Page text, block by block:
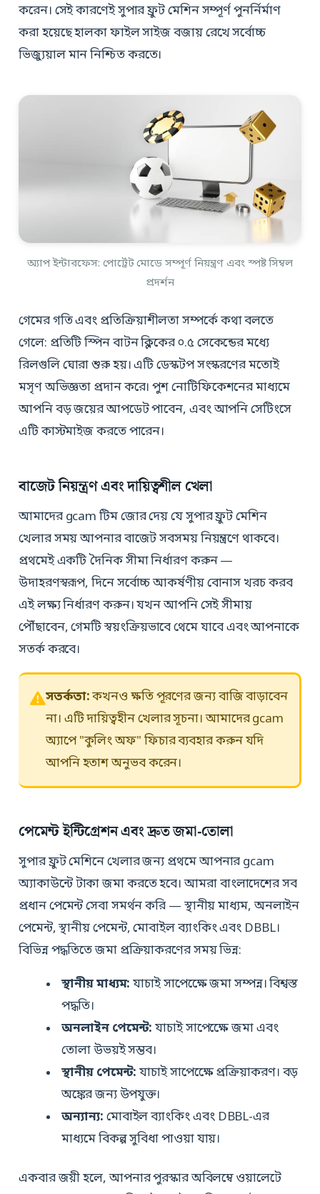
করেন। সেই কারণেই সুপার ফ্রুট মেশিন সম্পূর্ণ পুনর্নির্মাণ
করা হয়েছে হালকা ফাইল সাইজ বজায় রেখে সর্বোচ্চ
ভিজ্যুয়াল মান নিশ্চিত করতে।
অ্যাপ ইন্টারফেস: পোর্ট্রেট মোডে সম্পূর্ণ নিয়ন্ত্রণ এবং স্পষ্ট সিম্বল
প্রদর্শন
গেমের গতি এবং প্রতিক্রিয়াশীলতা সম্পর্কে কথা বলতে
গেলে: প্রতিটি স্পিন বাটন ক্লিকের ০.৫ সেকেন্ডের মধ্যে
রিলগুলি ঘোরা শুরু হয়। এটি ডেস্কটপ সংস্করণের মতোই
মসৃণ অভিজ্ঞতা প্রদান করে। পুশ নোটিফিকেশনের মাধ্যমে
আপনি বড় জয়ের আপডেট পাবেন, এবং আপনি সেটিংসে
এটি কাস্টমাইজ করতে পারেন।
বাজেট নিয়ন্ত্রণ এবং দায়িত্বশীল খেলা
আমাদের gcam টিম জোর দেয় যে সুপার ফ্রুট মেশিন
খেলার সময় আপনার বাজেট সবসময় নিয়ন্ত্রণে থাকবে।
প্রথমেই একটি দৈনিক সীমা নির্ধারণ করুন —
উদাহরণস্বরূপ, দিনে সর্বোচ্চ আকর্ষণীয় বোনাস খরচ করব
এই লক্ষ্য নির্ধারণ করুন। যখন আপনি সেই সীমায়
পৌঁছাবেন, গেমটি স্বয়ংক্রিয়ভাবে থেমে যাবে এবং আপনাকে
সতর্ক করবে।
সতর্কতা:কখনও ক্ষতি পূরণের জন্য বাজি বাড়াবেন
না। এটি দায়িত্বহীন খেলার সূচনা। আমাদের gcam
অ্যাপে "কুলিং অফ" ফিচার ব্যবহার করুন যদি
আপনি হতাশ অনুভব করেন।
পেমেন্ট ইন্টিগ্রেশন এবং দ্রুত জমা-তোলা
সুপার ফ্রুট মেশিনে খেলার জন্য প্রথমে আপনার gcam
অ্যাকাউন্টে টাকা জমা করতে হবে। আমরা বাংলাদেশের সব
প্রধান পেমেন্ট সেবা সমর্থন করি — স্থানীয় মাধ্যম, অনলাইন
পেমেন্ট, স্থানীয় পেমেন্ট, মোবাইল ব্যাংকিং এবং DBBL।
বিভিন্ন পদ্ধতিতে জমা প্রক্রিয়াকরণের সময় ভিন্ন:
স্থানীয় মাধ্যম: যাচাই সাপেক্ষেে জমা সম্পন্ন। বিশ্বস্ত
পদ্ধতি।
অনলাইন পেমেন্ট: যাচাই সাপেক্ষেে জমা এবং
তোলা উভয়ই সম্ভব।
স্থানীয় পেমেন্ট: যাচাই সাপেক্ষেে প্রক্রিয়াকরণ। বড়
অঙ্কের জন্য উপযুক্ত।
অন্যান্য: মোবাইল ব্যাংকিং এবং DBBL-এর
মাধ্যমে বিকল্প সুবিধা পাওয়া যায়।
একবার জয়ী হলে, আপনার পুরস্কার অবিলম্বে ওয়ালেটে